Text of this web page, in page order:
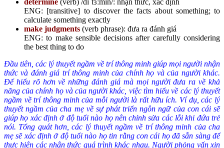
ENG: [transitive] to discover the facts about something; to
calculate something exactly
make judgments (verb phrase): đưa ra đánh giá
ENG: to make sensible decisions after carefully considering
the best thing to do
Đầu tiên, các lý thuyết ngầm về trí thông minh giúp mọi người nhận
thức và đánh giá trí thông minh của chính họ và của người khác.
Để hiểu rõ hơn về những đánh giá mà mọi người đưa ra về khả
năng của chính họ và của người khác, việc tìm hiểu về các lý thuyết
ngầm về trí thông minh của mỗi người là rất hữu ích. Ví dụ, các lý
thuyết ngầm của cha mẹ về sự phát triển ngôn ngữ của con cái sẽ
giúp họ xác định ở độ tuổi nào họ nên chỉnh sửa các lỗi khi đứa trẻ
nói. Tổng quát hơn, các lý thuyết ngầm về trí thông minh của cha
mẹ sẽ xác định ở độ tuổi nào họ tin rằng con cái họ đã sẵn sàng để
thực hiện các nhận thức quá trình khác nhau. Người phỏng vấn xin